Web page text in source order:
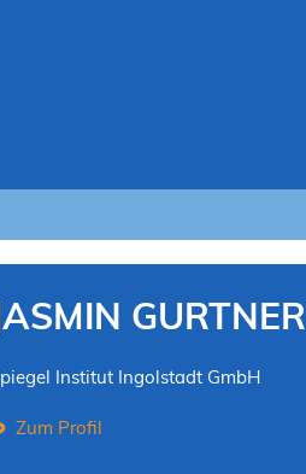
GURTNER
Institut Ingolstadt GmbH
Zum Profil